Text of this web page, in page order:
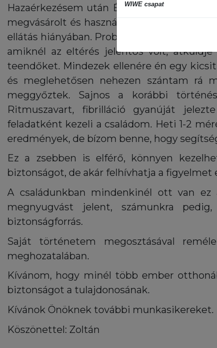
Hazaérkezésem után Édesanyámtól
megvásárolt és használt is. Neki is nagy
ellátás hiányában. Probléma esetén
amiknél az eltérés jelentős volt, átküldje
teendőket. Mindezek ellenére én egy
és meglehetősen nehezen szántam rá
meggyőztek. Sajnos a korábbi
Ritmuszavart, fibrilláció gyanúját
feladatként kezeli a családom. Heti 1-2
eredmények, de bízom benne, hogy
Ez a zsebben is elférő, könnyen
biztonságot, de akár felhívhatja a figyelmet
A családunkban mindenkinél ott van ez
megnyugvást jelent, számunkra
biztonságforrás.
Saját történetem megosztásával
meghozatalában.
Kívánom, hogy minél több ember
biztonságot a tulajdonosának.
Kívánok Önöknek további munkasikereket.
Köszönettel: Zoltán
WIWE csapat